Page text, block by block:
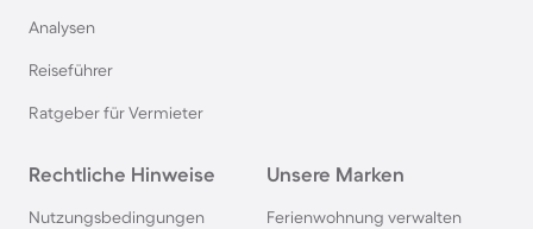
Ferienparks in Holland
Seenplatte
Analysen
Reiseführer
Ratgeber für Vermieter
Rechtliche Hinweise
Nutzungsbedingungen
Unsere Marken
Ferienwohnung verwalten